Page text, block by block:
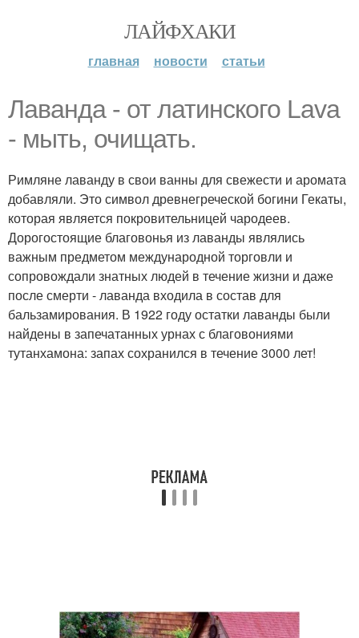
ЛАЙФХАКИ
главная новости статьи
Лаванда - от латинского Lava
- мыть, очищать.
Римляне лаванду в свои ванны для свежести и аромата
добавляли. Это символ древнегреческой богини Гекаты,
которая является покровительницей чародеев.
Дорогостоящие благовонья из лаванды являлись
важным предметом международной торговли и
сопровождали знатных людей в течение жизни и даже
после смерти - лаванда входила в состав для
бальзамирования. В 1922 году остатки лаванды были
найдены в запечатанных урнах с благовониями
тутанхамона: запах сохранился в течение 3000 лет!